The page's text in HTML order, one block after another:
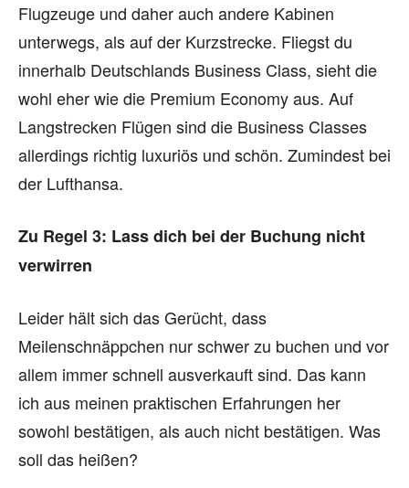
Flugzeuge und daher auch andere Kabinen
unterwegs, als auf der Kurzstrecke. Fliegst du
innerhalb Deutschlands Business Class, sieht die
wohl eher wie die Premium Economy aus. Auf
Langstrecken Flügen sind die Business Classes
allerdings richtig luxuriös und schön. Zumindest bei
der Lufthansa.
Zu Regel 3: Lass dich bei der Buchung nicht
verwirren
Leider hält sich das Gerücht, dass
Meilenschnäppchen nur schwer zu buchen und vor
allem immer schnell ausverkauft sind. Das kann
ich aus meinen praktischen Erfahrungen her
sowohl bestätigen, als auch nicht bestätigen. Was
soll das heißen?